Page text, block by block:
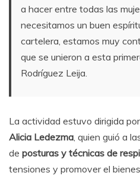
a hacer entre todas las
necesitamos un buen
cartelera, estamos muy
que se unieron a esta
Rodríguez Leija.
La actividad estuvo dirigida
Alicia Ledezma, quien guió a
de posturas y técnicas de
tensiones y promover el